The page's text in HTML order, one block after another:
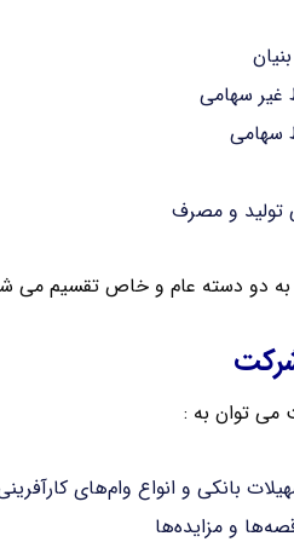
سهامی
سهامی
تولید و مصرف
به دو دسته عام و خاص تقسیم می
می توان به :
بانکی و انواع وام‌های
و مزایده‌ها